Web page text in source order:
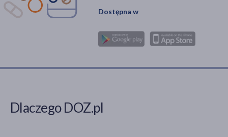
Dostępna w
Dlaczego DOZ.pl